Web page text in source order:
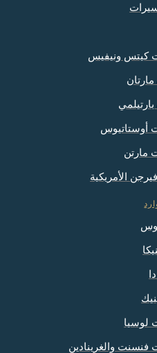
كيتس ونيفيس
أوستاتيوس
مارتن
الأمريكية
لوسيا
فنسنت والغرينادين